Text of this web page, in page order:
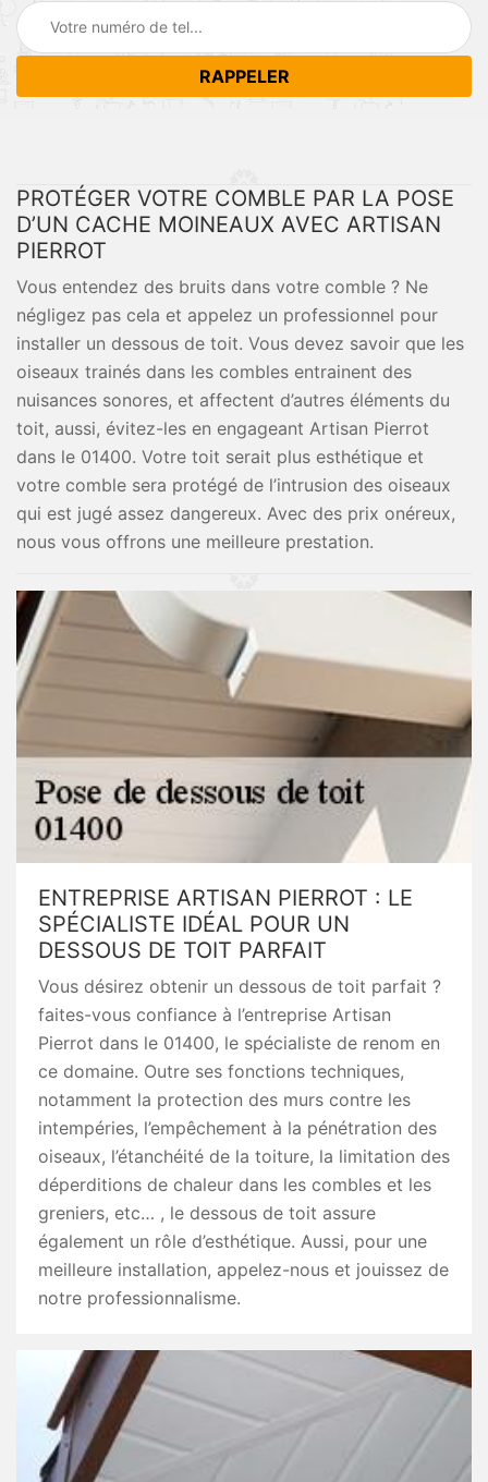
PROTÉGER VOTRE COMBLE PAR LA POSE
D’UN CACHE MOINEAUX AVEC ARTISAN
PIERROT
Vous entendez des bruits dans votre comble ? Ne
négligez pas cela et appelez un professionnel pour
installer un dessous de toit. Vous devez savoir que les
oiseaux trainés dans les combles entrainent des
nuisances sonores, et affectent d’autres éléments du
toit, aussi, évitez-les en engageant Artisan Pierrot
dans le 01400. Votre toit serait plus esthétique et
votre comble sera protégé de l’intrusion des oiseaux
qui est jugé assez dangereux. Avec des prix onéreux,
nous vous offrons une meilleure prestation.
ENTREPRISE ARTISAN PIERROT : LE
SPÉCIALISTE IDÉAL POUR UN
DESSOUS DE TOIT PARFAIT
Vous désirez obtenir un dessous de toit parfait ?
faites-vous confiance à l’entreprise Artisan
Pierrot dans le 01400, le spécialiste de renom en
ce domaine. Outre ses fonctions techniques,
notamment la protection des murs contre les
intempéries, l’empêchement à la pénétration des
oiseaux, l’étanchéité de la toiture, la limitation des
déperditions de chaleur dans les combles et les
greniers, etc… , le dessous de toit assure
également un rôle d’esthétique. Aussi, pour une
meilleure installation, appelez-nous et jouissez de
notre professionnalisme.